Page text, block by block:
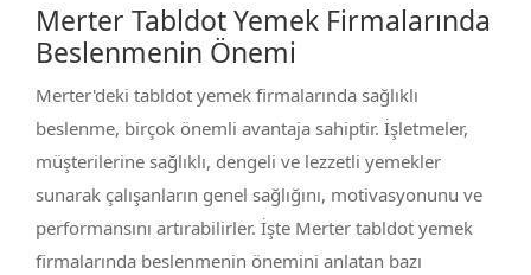
Merter Tabldot Yemek Firmalarında
Beslenmenin Önemi
Merter'deki tabldot yemek firmalarında sağlıklı
beslenme, birçok önemli avantaja sahiptir. İşletmeler,
müşterilerine sağlıklı, dengeli ve lezzetli yemekler
sunarak çalışanların genel sağlığını, motivasyonunu ve
performansını artırabilirler. İşte Merter tabldot yemek
firmalarında beslenmenin önemini anlatan bazı